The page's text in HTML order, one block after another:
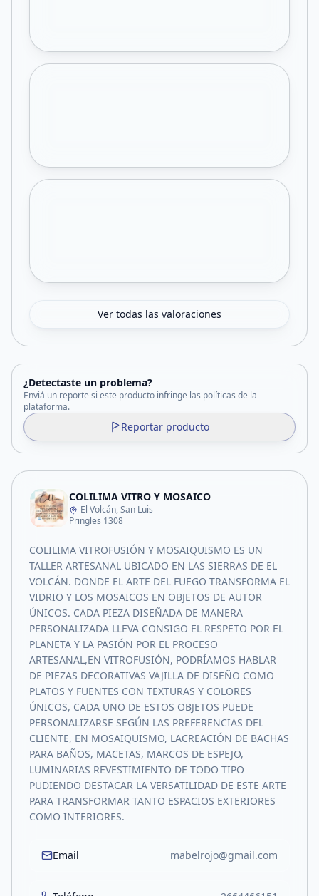
Ver todas las valoraciones
¿Detectaste un problema?
Enviá un reporte si este producto infringe las políticas de la
plataforma.
Reportar producto
COLILIMA VITRO Y MOSAICO
El Volcán, San Luis
Pringles 1308
COLILIMA VITROFUSIÓN Y MOSAIQUISMO ES UN
TALLER ARTESANAL UBICADO EN LAS SIERRAS DE EL
VOLCÁN. DONDE EL ARTE DEL FUEGO TRANSFORMA EL
VIDRIO Y LOS MOSAICOS EN OBJETOS DE AUTOR
ÚNICOS. CADA PIEZA DISEÑADA DE MANERA
PERSONALIZADA LLEVA CONSIGO EL RESPETO POR EL
PLANETA Y LA PASIÓN POR EL PROCESO
ARTESANAL,EN VITROFUSIÓN, PODRÍAMOS HABLAR
DE PIEZAS DECORATIVAS VAJILLA DE DISEÑO COMO
PLATOS Y FUENTES CON TEXTURAS Y COLORES
ÚNICOS, CADA UNO DE ESTOS OBJETOS PUEDE
PERSONALIZARSE SEGÚN LAS PREFERENCIAS DEL
CLIENTE, EN MOSAIQUISMO, LACREACIÓN DE BACHAS
PARA BAÑOS, MACETAS, MARCOS DE ESPEJO,
LUMINARIAS REVESTIMIENTO DE TODO TIPO
PUDIENDO DESTACAR LA VERSATILIDAD DE ESTE ARTE
PARA TRANSFORMAR TANTO ESPACIOS EXTERIORES
COMO INTERIORES.
Email mabelrojo@gmail.com